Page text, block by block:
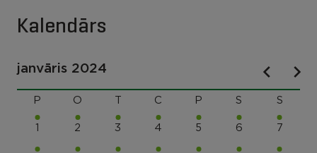
Kalendārs
janvāris 2024
P O C P S S
1 2 3 4 5 6 7